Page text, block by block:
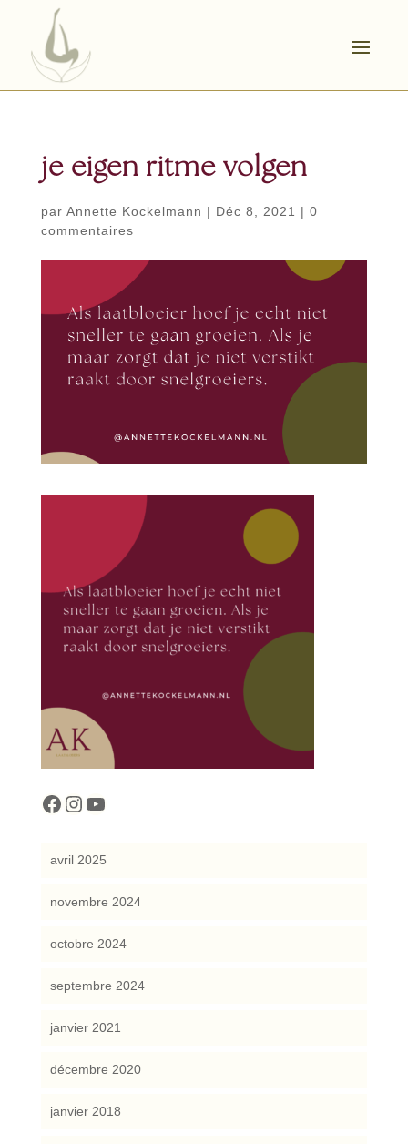
je eigen ritme volgen
par Annette Kockelmann | Déc 8, 2021 | 0
commentaires
cocreattitude
cocreattitude
YouTube
avril 2025
novembre 2024
octobre 2024
septembre 2024
janvier 2021
décembre 2020
janvier 2018